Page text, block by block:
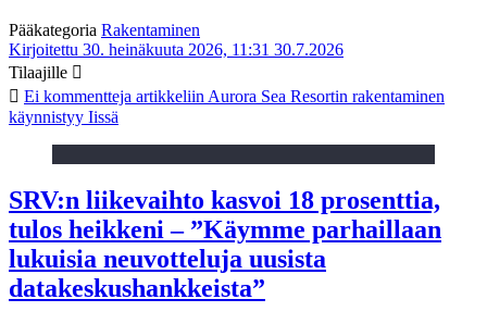
Pääkategoria Rakentaminen
Kirjoitettu 30. heinäkuuta 2026, 11:31 30.7.2026
Tilaajille
Ei kommentteja artikkeliin Aurora Sea Resortin rakentaminen
käynnistyy Iissä
SRV:n liikevaihto kasvoi 18 prosenttia,
tulos heikkeni – ”Käymme parhaillaan
lukuisia neuvotteluja uusista
datakeskushankkeista”